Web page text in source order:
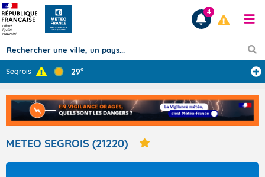
Prévisions
TOUS LES RÉSULTATS
Articles
4
Segrois 29°
METEO SEGROIS (21220)